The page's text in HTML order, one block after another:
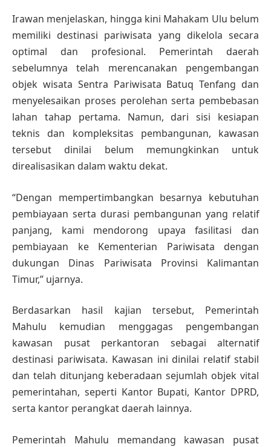
Irawan menjelaskan, hingga kini Mahakam Ulu belum
memiliki destinasi pariwisata yang dikelola secara
optimal dan profesional. Pemerintah daerah
sebelumnya telah merencanakan pengembangan
objek wisata Sentra Pariwisata Batuq Tenfang dan
menyelesaikan proses perolehan serta pembebasan
lahan tahap pertama. Namun, dari sisi kesiapan
teknis dan kompleksitas pembangunan, kawasan
tersebut dinilai belum memungkinkan untuk
direalisasikan dalam waktu dekat.
“Dengan mempertimbangkan besarnya kebutuhan
pembiayaan serta durasi pembangunan yang relatif
panjang, kami mendorong upaya fasilitasi dan
pembiayaan ke Kementerian Pariwisata dengan
dukungan Dinas Pariwisata Provinsi Kalimantan
Timur,” ujarnya.
Berdasarkan hasil kajian tersebut, Pemerintah
Mahulu kemudian menggagas pengembangan
kawasan pusat perkantoran sebagai alternatif
destinasi pariwisata. Kawasan ini dinilai relatif stabil
dan telah ditunjang keberadaan sejumlah objek vital
pemerintahan, seperti Kantor Bupati, Kantor DPRD,
serta kantor perangkat daerah lainnya.
Pemerintah Mahulu memandang kawasan pusat